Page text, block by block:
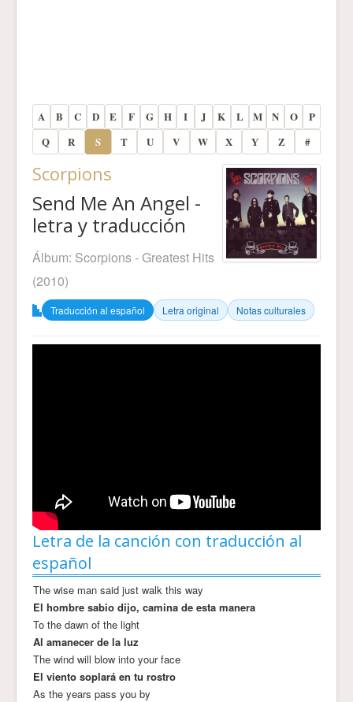
A B C D E F G H I J K L M N O
P
Q
R S T U V W X Y Z #
Scorpions
Send Me An Angel -
letra y traducción
Álbum: Scorpions - Greatest Hits
(2010)
Traducción al español Letra original Notas culturales
Letra de la canción con traducción al
español
The wise man said just walk this way
El hombre sabio dijo, camina de esta manera
To the dawn of the light
Al amanecer de la luz
The wind will blow into your face
El viento soplará en tu rostro
As the years pass you by